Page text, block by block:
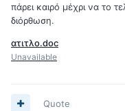
πάρει καιρό μέχρι να το
διόρθωση.
ατιτλο.doc
Unavailable
Quote